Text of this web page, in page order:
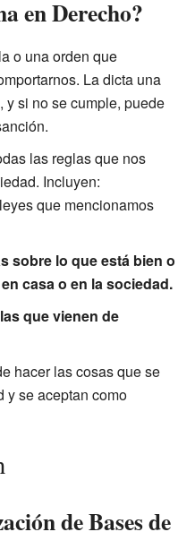
en Derecho?
o una orden que
La dicta una
y si no se cumple, puede
las reglas que nos
Incluyen:
que mencionamos
sobre lo que está bien o
casa o en la sociedad.
que vienen de
hacer las cosas que se
y se aceptan como
de Bases de